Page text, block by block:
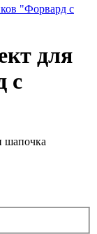
для
с
шапочка